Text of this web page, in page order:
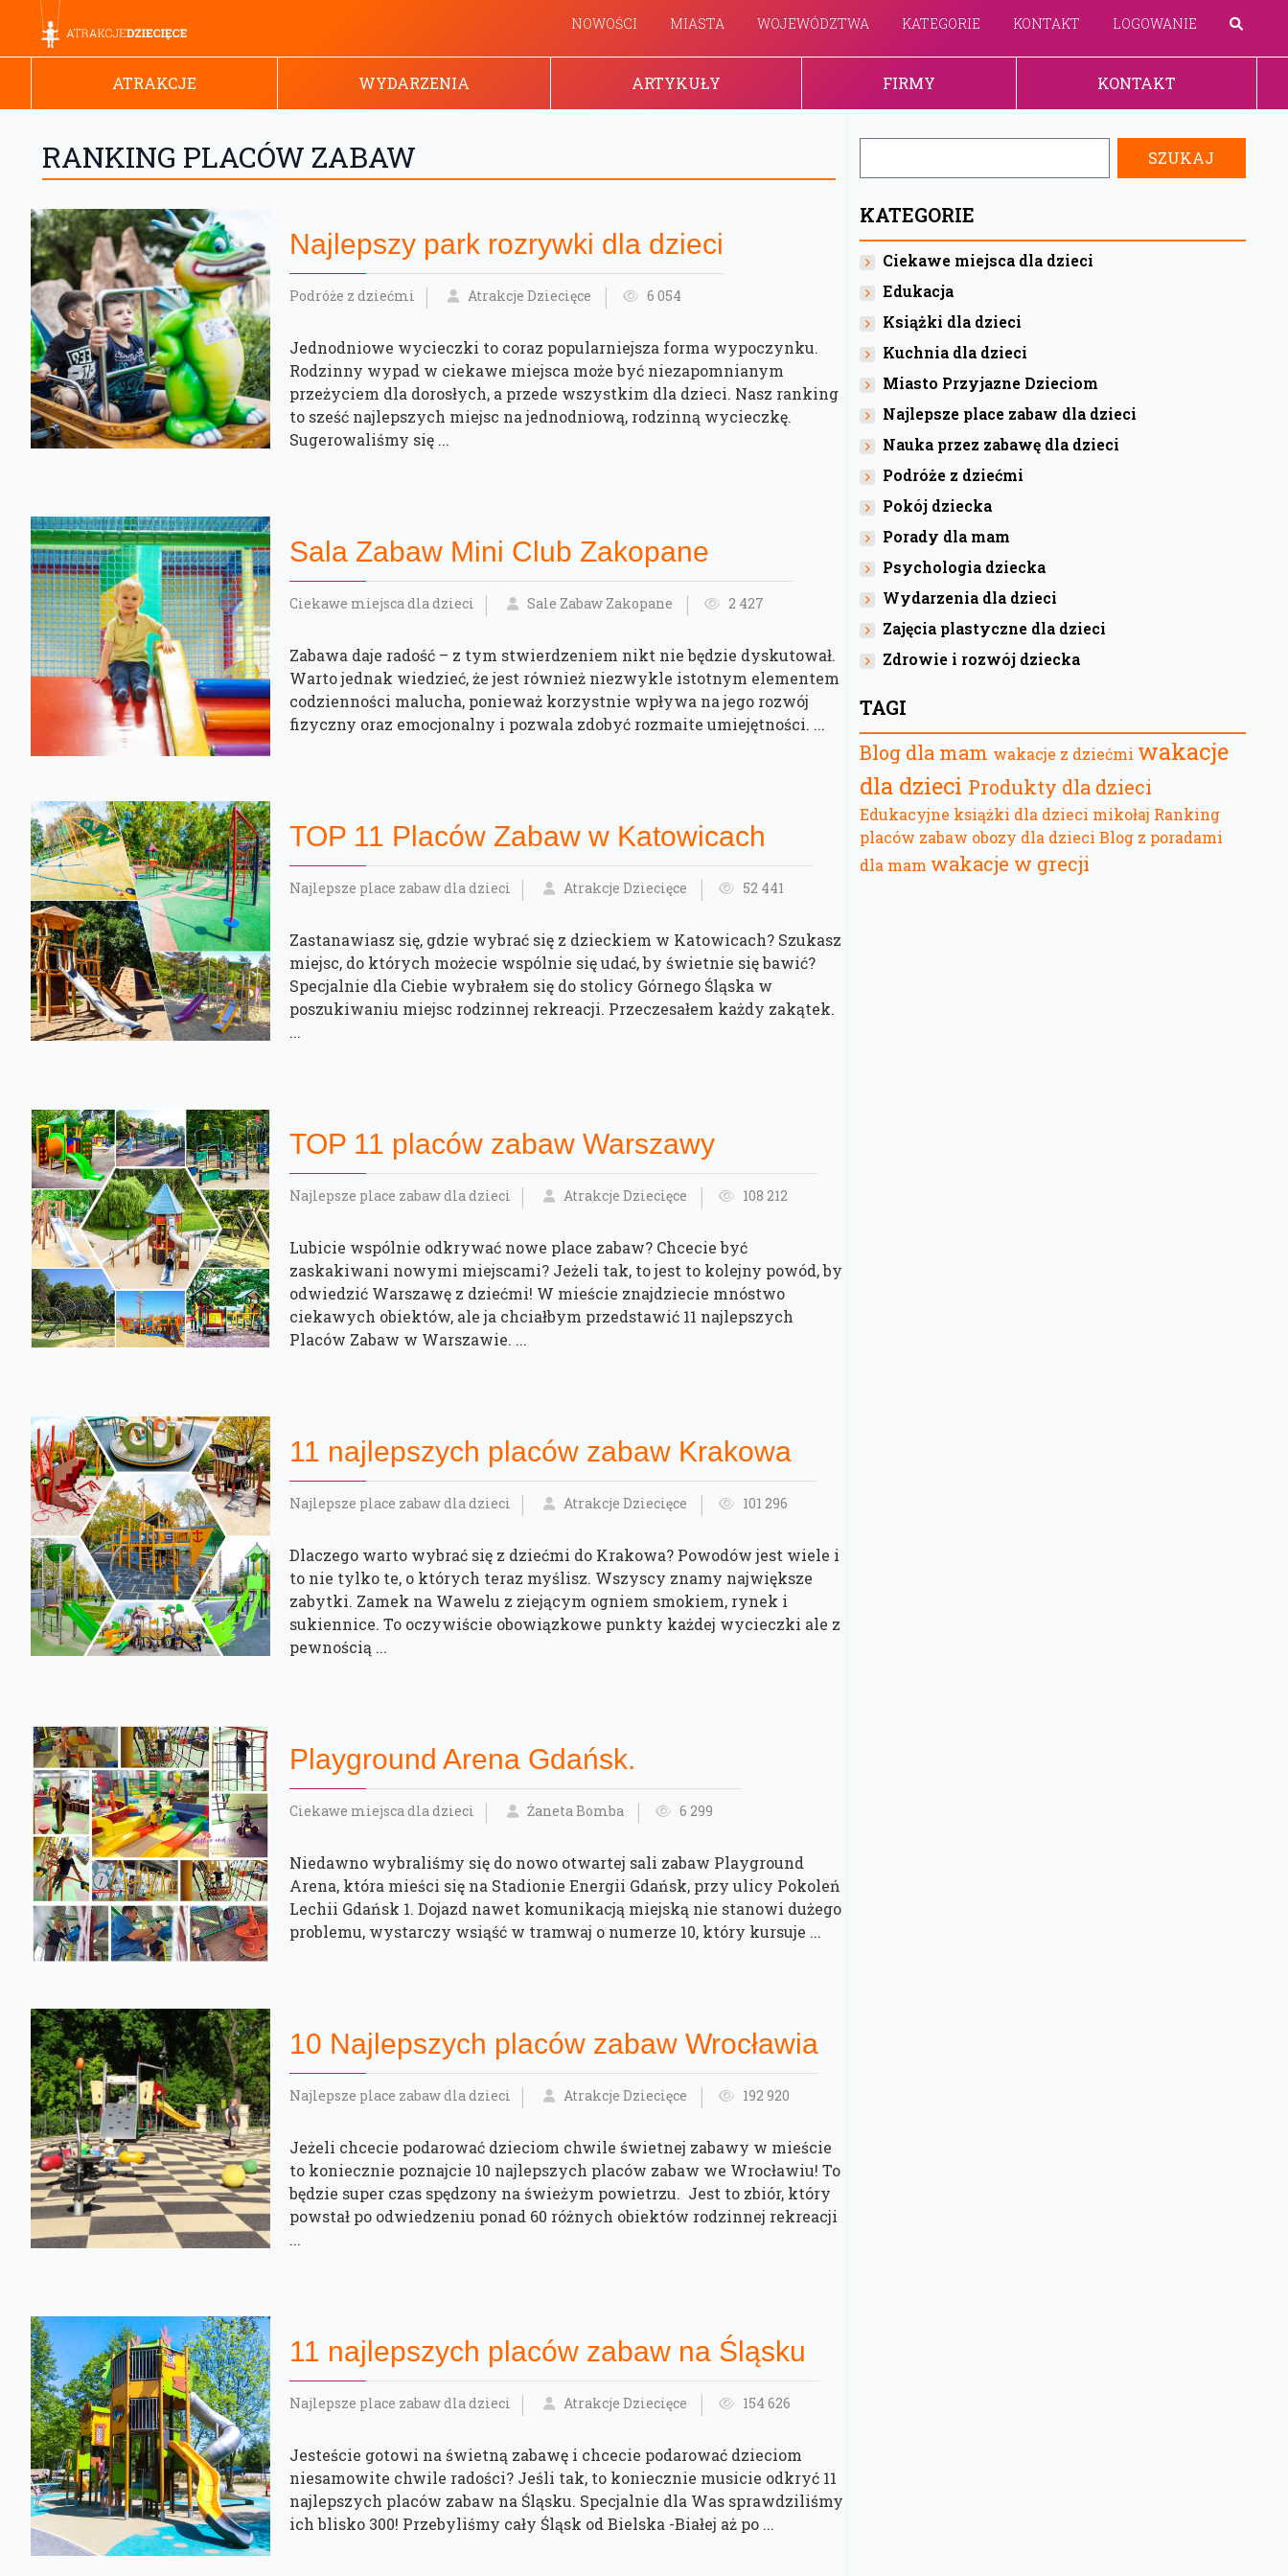
NOWOŚCI MIASTA WOJEWÓDZTWA KATEGORIE KONTAKT LOGOWANIE
ATRAKCJE WYDARZENIA ARTYKUŁY FIRMY KONTAKT
RANKING PLACÓW ZABAW
Najlepszy park rozrywki dla dzieci
Podróże z dziećmi Atrakcje Dziecięce 6 054
Jednodniowe wycieczki to coraz popularniejsza forma wypoczynku.
Rodzinny wypad w ciekawe miejsca może być niezapomnianym
przeżyciem dla dorosłych, a przede wszystkim dla dzieci. Nasz ranking
to sześć najlepszych miejsc na jednodniową, rodzinną wycieczkę.
Sugerowaliśmy się ...
Sala Zabaw Mini Club Zakopane
Ciekawe miejsca dla dzieci Sale Zabaw Zakopane 2 427
Zabawa daje radość – z tym stwierdzeniem nikt nie będzie dyskutował.
Warto jednak wiedzieć, że jest również niezwykle istotnym elementem
codzienności malucha, ponieważ korzystnie wpływa na jego rozwój
fizyczny oraz emocjonalny i pozwala zdobyć rozmaite umiejętności. ...
TOP 11 Placów Zabaw w Katowicach
Najlepsze place zabaw dla dzieci Atrakcje Dziecięce 52 441
Zastanawiasz się, gdzie wybrać się z dzieckiem w Katowicach? Szukasz
miejsc, do których możecie wspólnie się udać, by świetnie się bawić?
Specjalnie dla Ciebie wybrałem się do stolicy Górnego Śląska w
poszukiwaniu miejsc rodzinnej rekreacji. Przeczesałem każdy zakątek.
...
TOP 11 placów zabaw Warszawy
Najlepsze place zabaw dla dzieci Atrakcje Dziecięce 108 212
Lubicie wspólnie odkrywać nowe place zabaw? Chcecie być
zaskakiwani nowymi miejscami? Jeżeli tak, to jest to kolejny powód, by
odwiedzić Warszawę z dziećmi! W mieście znajdziecie mnóstwo
ciekawych obiektów, ale ja chciałbym przedstawić 11 najlepszych
Placów Zabaw w Warszawie. ...
11 najlepszych placów zabaw Krakowa
Najlepsze place zabaw dla dzieci Atrakcje Dziecięce 101 296
Dlaczego warto wybrać się z dziećmi do Krakowa? Powodów jest wiele i
to nie tylko te, o których teraz myślisz. Wszyscy znamy największe
zabytki. Zamek na Wawelu z ziejącym ogniem smokiem, rynek i
sukiennice. To oczywiście obowiązkowe punkty każdej wycieczki ale z
pewnością ...
Playground Arena Gdańsk.
Ciekawe miejsca dla dzieci Żaneta Bomba 6 299
Niedawno wybraliśmy się do nowo otwartej sali zabaw Playground
Arena, która mieści się na Stadionie Energii Gdańsk, przy ulicy Pokoleń
Lechii Gdańsk 1. Dojazd nawet komunikacją miejską nie stanowi dużego
problemu, wystarczy wsiąść w tramwaj o numerze 10, który kursuje ...
10 Najlepszych placów zabaw Wrocławia
Najlepsze place zabaw dla dzieci Atrakcje Dziecięce 192 920
Jeżeli chcecie podarować dzieciom chwile świetnej zabawy w mieście
to koniecznie poznajcie 10 najlepszych placów zabaw we Wrocławiu! To
będzie super czas spędzony na świeżym powietrzu. Jest to zbiór, który
powstał po odwiedzeniu ponad 60 różnych obiektów rodzinnej rekreacji
...
11 najlepszych placów zabaw na Śląsku
Najlepsze place zabaw dla dzieci Atrakcje Dziecięce 154 626
Jesteście gotowi na świetną zabawę i chcecie podarować dzieciom
niesamowite chwile radości? Jeśli tak, to koniecznie musicie odkryć 11
najlepszych placów zabaw na Śląsku. Specjalnie dla Was sprawdziliśmy
ich blisko 300! Przebyliśmy cały Śląsk od Bielska -Białej aż po ...
KATEGORIE
Ciekawe miejsca dla dzieci
Edukacja
Książki dla dzieci
Kuchnia dla dzieci
Miasto Przyjazne Dzieciom
Najlepsze place zabaw dla dzieci
Nauka przez zabawę dla dzieci
Podróże z dziećmi
Pokój dziecka
Porady dla mam
Psychologia dziecka
Wydarzenia dla dzieci
Zajęcia plastyczne dla dzieci
Zdrowie i rozwój dziecka
TAGI
Blog dla mam wakacje z dziećmi wakacje
dla dzieci Produkty dla dzieci
Edukacyjne książki dla dzieci mikołaj Ranking
placów zabaw obozy dla dzieci Blog z poradami
dla mam wakacje w grecji